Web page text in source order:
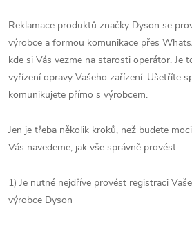
Reklamace produktů značky Dyson se
výrobce a formou komunikace přes
kde si Vás vezme na starosti operátor. Je
vyřízení opravy Vašeho zařízení. Ušetříte
komunikujete přímo s výrobcem.
Jen je třeba několik kroků, než budete
Vás navedeme, jak vše správně provést.
1) Je nutné nejdříve provést registraci
výrobce Dyson